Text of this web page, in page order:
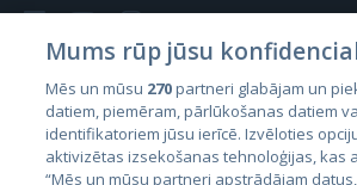
Valstis
Igaunija
Mums rūp jūsu
Mēs un mūsu 270partneri glabājam un
datiem, piemēram, pārlūkošanas datiem
identifikatoriem jūsu ierīcē. Izvēloties
aktivizētas izsekošanas tehnoloģijas, kas
“Mēs un mūsu partneri apstrādājam